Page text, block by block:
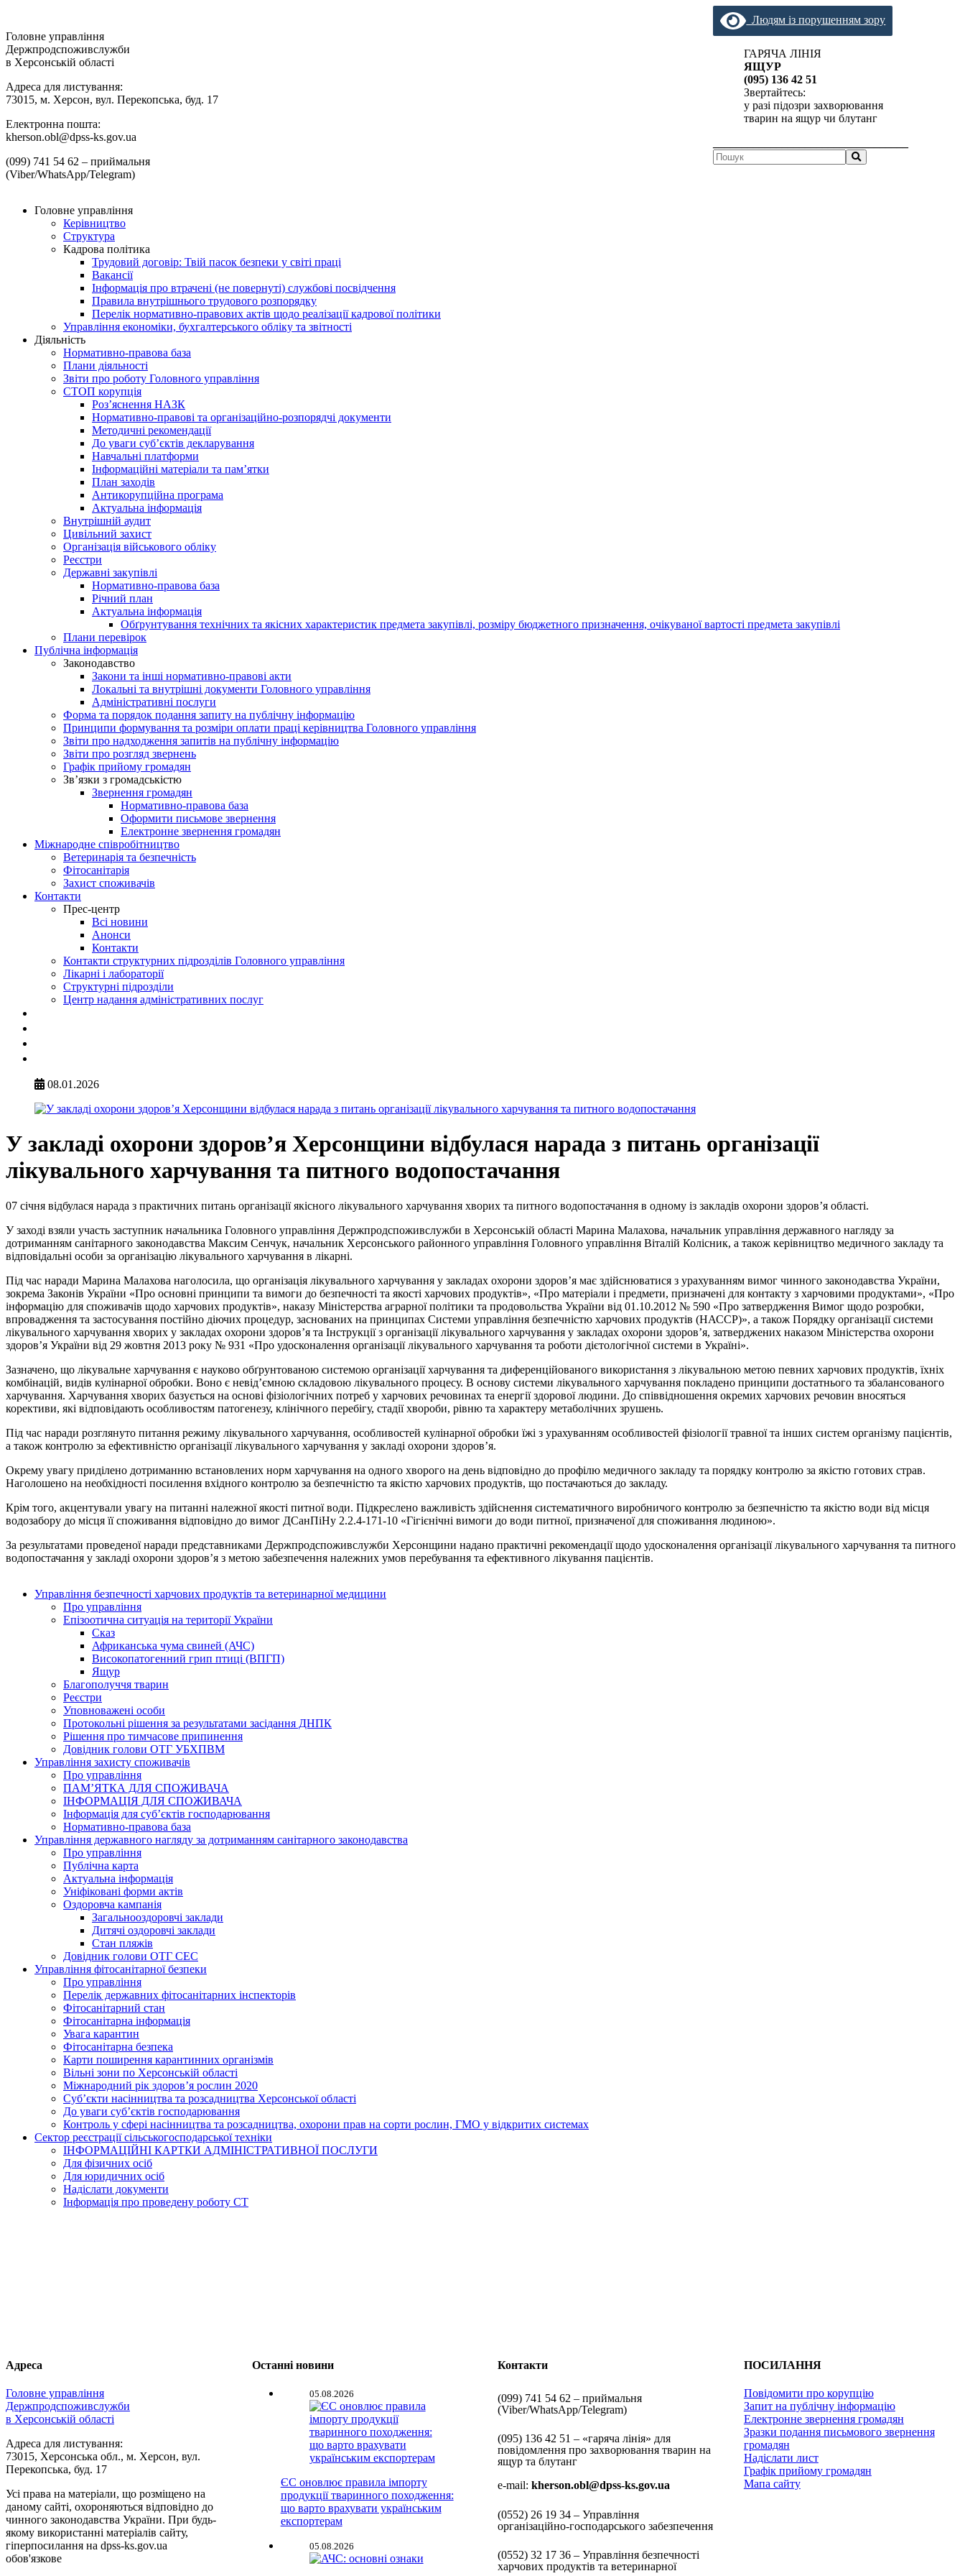
Людям із порушенням зору
Головне управління
Держпродспоживслужби
в Херсонській області
Адреса для листування:
73015, м. Херсон, вул. Перекопська, буд. 17
Електронна пошта:
kherson.obl@dpss-ks.gov.ua
(099) 741 54 62 – приймальня
(Viber/WhatsApp/Telegram)
ГАРЯЧА ЛІНІЯ
ЯЩУР
(095) 136 42 51
Звертайтесь:
у разі підозри захворювання
тварин на ящур чи блутанг
Головне управління
Керівництво
Структура
Кадрова політика
Трудовий договір: Твій пасок безпеки у світі праці
Вакансії
Інформація про втрачені (не повернуті) службові посвідчення
Правила внутрішнього трудового розпорядку
Перелік нормативно-правових актів щодо реалізації кадрової політики
Управління економіки, бухгалтерського обліку та звітності
Діяльність
Нормативно-правова база
Плани діяльності
Звіти про роботу Головного управління
СТОП корупція
Роз’яснення НАЗК
Нормативно-правові та організаційно-розпорядчі документи
Методичні рекомендації
До уваги суб’єктів декларування
Навчальні платформи
Інформаційні матеріали та пам’ятки
План заходів
Антикорупційна програма
Актуальна інформація
Внутрішній аудит
Цивільний захист
Організація військового обліку
Реєстри
Державні закупівлі
Нормативно-правова база
Річний план
Актуальна інформація
Обґрунтування технічних та якісних характеристик предмета закупівлі, розміру бюджетного призначення, очікуваної вартості предмета закупівлі
Плани перевірок
Публічна інформація
Законодавство
Закони та інші нормативно-правові акти
Локальні та внутрішні документи Головного управління
Адміністративні послуги
Форма та порядок подання запиту на публічну інформацію
Принципи формування та розміри оплати праці керівництва Головного управління
Звіти про надходження запитів на публічну інформацію
Звіти про розгляд звернень
Графік прийому громадян
Зв’язки з громадськістю
Звернення громадян
Нормативно-правова база
Оформити письмове звернення
Електронне звернення громадян
Міжнародне співробітництво
Ветеринарія та безпечність
Фітосанітарія
Захист споживачів
Контакти
Прес-центр
Всі новини
Анонси
Контакти
Контакти структурних підрозділів Головного управління
Лікарні і лабораторії
Структурні підрозділи
Центр надання адміністративних послуг
08.01.2026
У закладі охорони здоров’я Херсонщини відбулася нарада з питань організації
лікувального харчування та питного водопостачання
07 січня відбулася нарада з практичних питань організації якісного лікувального харчування хворих та питного водопостачання в одному із закладів охорони здоров’я області.
У заході взяли участь заступник начальника Головного управління Держпродспоживслужби в Херсонській області Марина Малахова, начальник управління державного нагляду за
дотриманням санітарного законодавства Максим Сенчук, начальник Херсонського районного управління Головного управління Віталій Колісник, а також керівництво медичного закладу та
відповідальні особи за організацію лікувального харчування в лікарні.
Під час наради Марина Малахова наголосила, що організація лікувального харчування у закладах охорони здоров’я має здійснюватися з урахуванням вимог чинного законодавства України,
зокрема Законів України «Про основні принципи та вимоги до безпечності та якості харчових продуктів», «Про матеріали і предмети, призначені для контакту з харчовими продуктами», «Про
інформацію для споживачів щодо харчових продуктів», наказу Міністерства аграрної політики та продовольства України від 01.10.2012 № 590 «Про затвердження Вимог щодо розробки,
впровадження та застосування постійно діючих процедур, заснованих на принципах Системи управління безпечністю харчових продуктів (НАССР)», а також Порядку організації системи
лікувального харчування хворих у закладах охорони здоров’я та Інструкції з організації лікувального харчування у закладах охорони здоров’я, затверджених наказом Міністерства охорони
здоров’я України від 29 жовтня 2013 року № 931 «Про удосконалення організації лікувального харчування та роботи дієтологічної системи в Україні».
Зазначено, що лікувальне харчування є науково обґрунтованою системою організації харчування та диференційованого використання з лікувальною метою певних харчових продуктів, їхніх
комбінацій, видів кулінарної обробки. Воно є невід’ємною складовою лікувального процесу. В основу системи лікувального харчування покладено принципи достатнього та збалансованого
харчування. Харчування хворих базується на основі фізіологічних потреб у харчових речовинах та енергії здорової людини. До співвідношення окремих харчових речовин вносяться
корективи, які відповідають особливостям патогенезу, клінічного перебігу, стадії хвороби, рівню та характеру метаболічних зрушень.
Під час наради розглянуто питання режиму лікувального харчування, особливостей кулінарної обробки їжі з урахуванням особливостей фізіології травної та інших систем організму пацієнтів,
а також контролю за ефективністю організації лікувального харчування у закладі охорони здоров’я.
Окрему увагу приділено дотриманню встановлених норм харчування на одного хворого на день відповідно до профілю медичного закладу та порядку контролю за якістю готових страв.
Наголошено на необхідності посилення вхідного контролю за безпечністю та якістю харчових продуктів, що постачаються до закладу.
Крім того, акцентували увагу на питанні належної якості питної води. Підкреслено важливість здійснення систематичного виробничого контролю за безпечністю та якістю води від місця
водозабору до місця її споживання відповідно до вимог ДСанПіНу 2.2.4-171-10 «Гігієнічні вимоги до води питної, призначеної для споживання людиною».
За результатами проведеної наради представниками Держпродспоживслужби Херсонщини надано практичні рекомендації щодо удосконалення організації лікувального харчування та питного
водопостачання у закладі охорони здоров’я з метою забезпечення належних умов перебування та ефективного лікування пацієнтів.
Управління безпечності харчових продуктів та ветеринарної медицини
Про управління
Епізоотична ситуація на території України
Сказ
Африканська чума свиней (АЧС)
Високопатогенний грип птиці (ВПГП)
Ящур
Благополуччя тварин
Реєстри
Уповноважені особи
Протокольні рішення за результатами засідання ДНПК
Рішення про тимчасове припинення
Довідник голови ОТГ УБХПВМ
Управління захисту споживачів
Про управління
ПАМ’ЯТКА ДЛЯ СПОЖИВАЧА
ІНФОРМАЦІЯ ДЛЯ СПОЖИВАЧА
Інформація для суб’єктів господарювання
Нормативно-правова база
Управління державного нагляду за дотриманням санітарного законодавства
Про управління
Публічна карта
Актуальна інформація
Уніфіковані форми актів
Оздоровча кампанія
Загальнооздоровчі заклади
Дитячі оздоровчі заклади
Стан пляжів
Довідник голови ОТГ СЕС
Управління фітосанітарної безпеки
Про управління
Перелік державних фітосанітарних інспекторів
Фітосанітарний стан
Фітосанітарна інформація
Увага карантин
Фітосанітарна безпека
Карти поширення карантинних організмів
Вільні зони по Херсонській області
Міжнародний рік здоров’я рослин 2020
Суб’єкти насінництва та розсадництва Херсонської області
До уваги суб’єктів господарювання
Контроль у сфері насінництва та розсадництва, охорони прав на сорти рослин, ГМО у відкритих системах
Сектор реєстрації сільськогосподарської техніки
ІНФОРМАЦІЙНІ КАРТКИ АДМІНІСТРАТИВНОЇ ПОСЛУГИ
Для фізичних осіб
Для юридичних осіб
Надіслати документи
Інформація про проведену роботу СТ
Адреса
Головне управління
Держпродспоживслужби
в Херсонській області
Адреса для листування:
73015, Херсонська обл., м. Херсон, вул.
Перекопська, буд. 17
Усі права на матеріали, що розміщено на
даному сайті, охороняються відповідно до
чинного законодавства України. При будь-
якому використанні матеріалів сайту,
гіперпосилання на dpss-ks.gov.ua
обов'язкове
Останні новини
05.08.2026
ЄС оновлює правила імпорту
продукції тваринного походження:
що варто врахувати українським
експортерам
05.08.2026
Контакти
(099) 741 54 62 – приймальня
(Viber/WhatsApp/Telegram)
(095) 136 42 51 – «гаряча лінія» для
повідомлення про захворювання тварин на
ящур та блутанг
e-mail:kherson.obl@dpss-ks.gov.ua
(0552)26 19 34 – Управління
організаційно-господарського забезпечення
(0552)32 17 36 – Управління безпечності
харчових продуктів та ветеринарної
ПОСИЛАННЯ
Повідомити про корупцію
Запит на публічну інформацію
Електронне звернення громадян
Зразки подання письмового звернення
громадян
Надіслати лист
Графік прийому громадян
Мапа сайту